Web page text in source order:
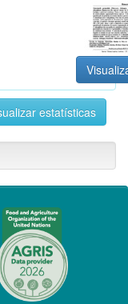
estatísticas